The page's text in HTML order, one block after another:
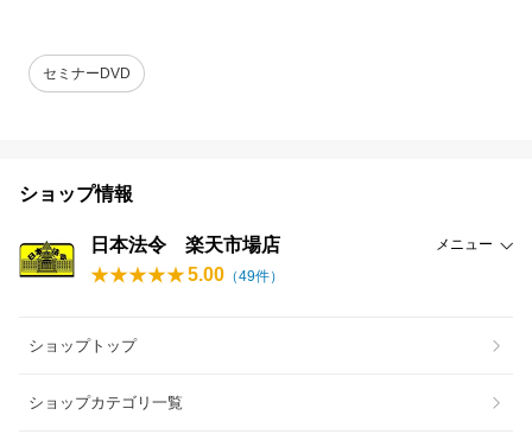
セミナーDVD
ショップ情報
日本法令 楽天市場店 メニュー
5.00 （49件）
ショップトップ
ショップカテゴリ一覧